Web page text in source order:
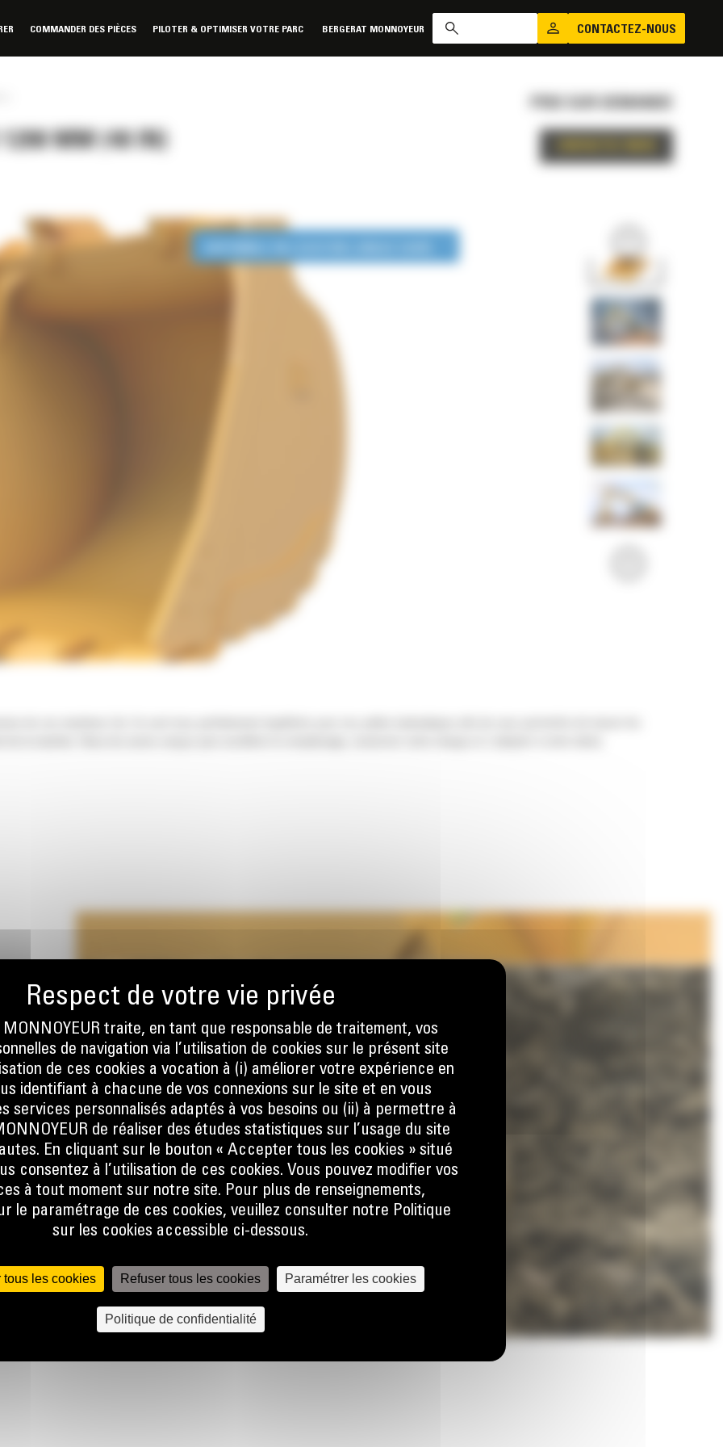
COMMANDER DES PIÈCES PILOTER & OPTIMISER VOTRE PARC BERGERAT MONNOYEUR CONTACTEZ-NOUS
MM (48 IN)
que
la
le flux
talon
ce
MONNOYEUR traite, en tant que responsable de traitement, vos
de navigation via l’utilisation de cookies sur le présent site
de ces cookies a vocation à (i) améliorer votre expérience en
identifiant à chacune de vos connexions sur le site et en vous
services personnalisés adaptés à vos besoins ou (ii) à permettre à
de réaliser des études statistiques sur l’usage du site
En cliquant sur le bouton « Accepter tous les cookies » situé
consentez à l’utilisation de ces cookies. Vous pouvez modifier vos
à tout moment sur notre site. Pour plus de renseignements,
le paramétrage de ces cookies, veuillez consulter notre Politique
sur les cookies accessible ci-dessous.
tous les cookies Refuser tous les cookies Paramétrer les cookies
Politique de confidentialité